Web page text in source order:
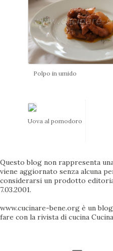
Polpo in umido
Uova al pomodoro
Questo blog non rappresenta
viene aggiornato senza alcuna
considerarsi un prodotto
7.03.2001.
www.cucinare-bene.org è un
fare con la rivista di cucina